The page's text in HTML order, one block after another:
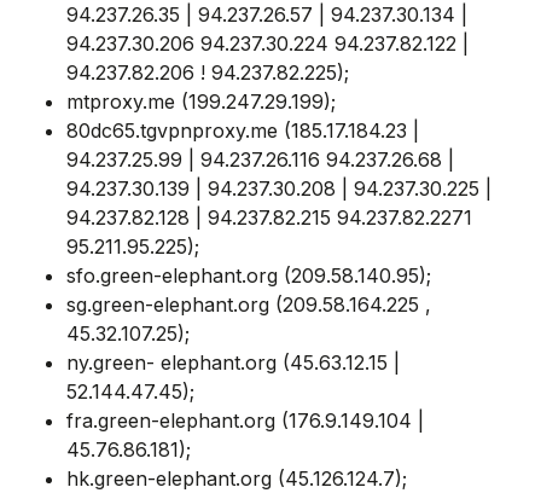
94.237.26.35 | 94.237.26.57 | 94.237.30.134 |
94.237.30.206 94.237.30.224 94.237.82.122 |
94.237.82.206 ! 94.237.82.225);
mtproxy.me (199.247.29.199);
80dc65.tgvpnproxy.me (185.17.184.23 |
94.237.25.99 | 94.237.26.116 94.237.26.68 |
94.237.30.139 | 94.237.30.208 | 94.237.30.225 |
94.237.82.128 | 94.237.82.215 94.237.82.2271
95.211.95.225);
sfo.green-elephant.org (209.58.140.95);
sg.green-elephant.org (209.58.164.225 ,
45.32.107.25);
ny.green- elephant.org (45.63.12.15 |
52.144.47.45);
fra.green-elephant.org (176.9.149.104 |
45.76.86.181);
hk.green-elephant.org (45.126.124.7);